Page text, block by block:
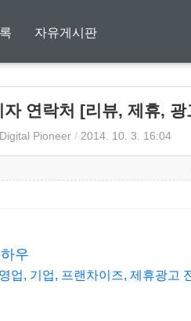
자유게시판
연락처 [리뷰, 제휴, 광
Digital Pioneer/ 2014. 10. 3. 16:04
우
업, 기업, 프랜차이즈, 제휴광고